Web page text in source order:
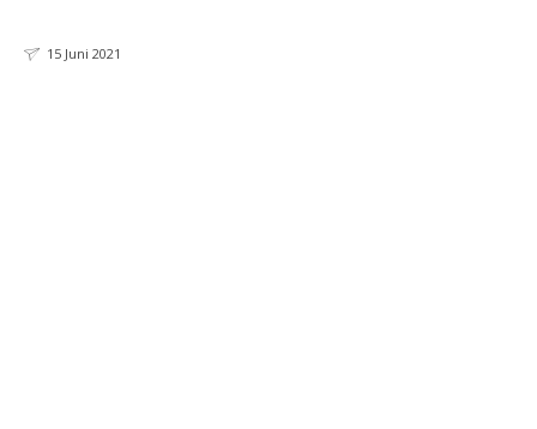
15 Juni 2021